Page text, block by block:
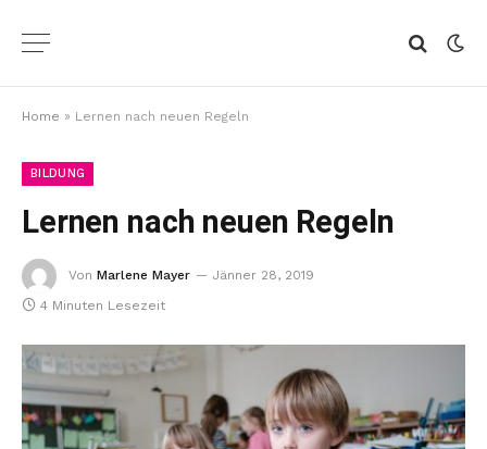
Home » Lernen nach neuen Regeln
BILDUNG
Lernen nach neuen Regeln
Von Marlene Mayer
Jänner 28, 2019
4 Minuten Lesezeit